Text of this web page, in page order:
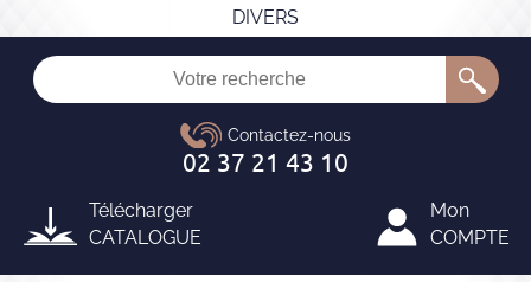
DIVERS
Télécharger
CATALOGUE
Mon
COMPTE